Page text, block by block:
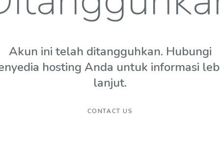
Akun ini telah ditangguhkan. Hubungi
hosting Anda untuk informasi
lanjut.
CONTACT US